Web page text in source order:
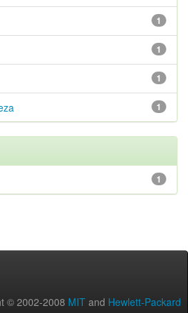
1
1
1
1
1
© 2002-2008 MIT and Hewlett-Packard